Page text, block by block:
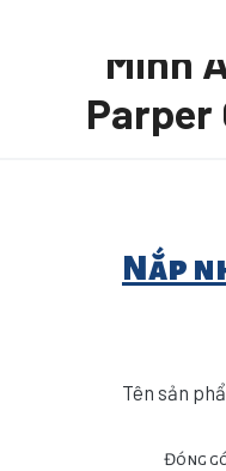
Nắp
Tên sản
Đóng